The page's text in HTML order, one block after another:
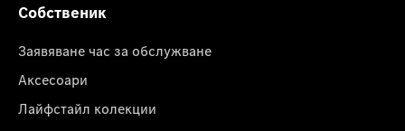
Собственик
Заявяване час за обслужване
Аксесоари
Лайфстайл колекции